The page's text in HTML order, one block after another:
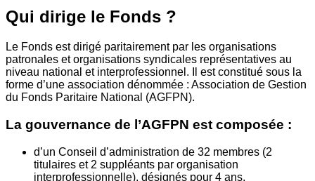
Qui dirige le Fonds ?
Le Fonds est dirigé paritairement par les organisations
patronales et organisations syndicales représentatives au
niveau national et interprofessionnel. Il est constitué sous la
forme d’une association dénommée : Association de Gestion
du Fonds Paritaire National (AGFPN).
La gouvernance de l’AGFPN est composée :
d’un Conseil d’administration de 32 membres (2
titulaires et 2 suppléants par organisation
interprofessionnelle), désignés pour 4 ans.